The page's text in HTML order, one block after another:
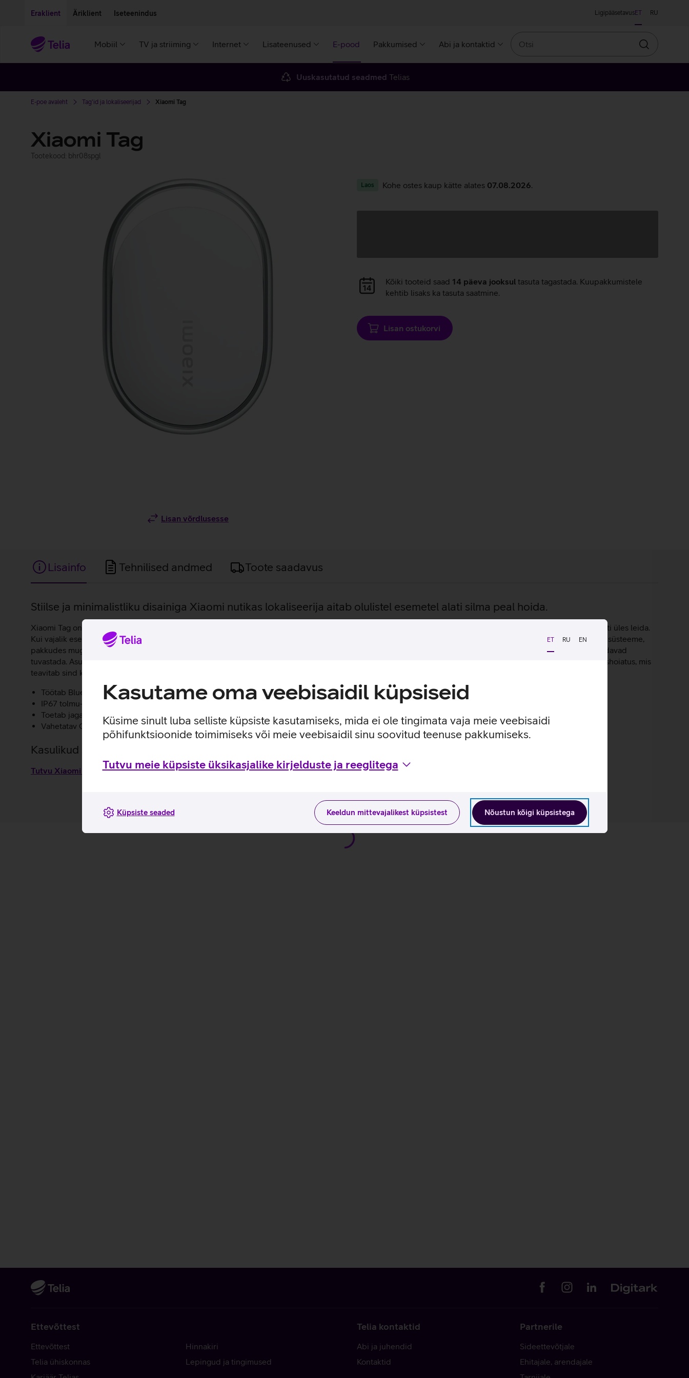
ET RU EN
Kasutame oma veebisaidil küpsiseid
Küsime sinult luba selliste küpsiste kasutamiseks, mida ei ole tingimata vaja meie veebisaidi
põhifunktsioonide toimimiseks või meie veebisaidil sinu soovitud teenuse pakkumiseks.
Tutvu meie küpsiste üksikasjalike kirjelduste ja reeglitega
Nõustun kõigi küpsistega
Keeldun mittevajalikest küpsistest
Küpsiste seaded
Eraklient Äriklient Iseteenindus LigipääsetavusET RU
Mobiil TV ja striiming Internet Lisateenused E-pood Pakkumised Abi ja kontaktid
Otsin
Uuskasutatud seadmed Telias
E-poe avaleht Tag'id ja lokaliseerijad Xiaomi Tag
Xiaomi Tag
Tootekood: bhr08spgl
Lisan võrdlusesse
Laos Kohe ostes kaup kätte alates 07.08.2026
Andmete
laadimine
Kõiki tooteid saad 14 päeva jooksul tasuta tagastada. Kuupakkumistele
kehtib lisaks ka tasuta saatmine.
Lisan ostukorvi
Lisainfo Tehnilised andmed Toote saadavus
Lisainfo
Stiilse ja minimalistliku disainiga Xiaomi nutikas lokaliseerija aitab olulistel esemetel alati silma peal hoida.
Xiaomi Tag on kompaktne ja kerge lokaliseerija, mis sobib kinnitamiseks võtmete, koti, pagasi või muude oluliste esemete külge ning aitab need vajadusel kiiresti üles leida.
Kui vajalik ese peaks kaduma, saad avada vastava rakenduse ning vaadata selle viimast teadaolevat asukohta. Seade toetab Google Find Hubi ja Apple Find My süsteeme,
pakkudes mugavat ja ühtset lahendust nii iOS’i kui Androidi kasutajatele. Xiaomi Tag edastab turvalise Bluetooth-signaali, mida läheduses olevad seadmed suudavad
tuvastada. Asukohaandmed on edastamise ajal krüpteeritud, tagades, et ainult sina näed oma eseme täpset asukohta. Turvalisust suurendab automaatne jälgimishoiatus, mis
teavitab sind kohe, kui mõni tundmatu lokaliseerija liigub sinuga pikema aja jooksul kaasa.
Töötab Bluetooth 5.4 ühendusega.
IP67 tolmu- ja veekindel disain.
Toetab jagamist pereliikmete või sõpradega, et nad saaksid vajadusel aidata kadunud esemeid otsida.
Vahetatav CR2032 patarei.
Kasulikud lingid
Tutvu Xiaomi Tag omaduste ja kasutusviisidega tootja kodulehel
Ettevõttest
Ettevõttest
Telia ühiskonnas
Hinnakiri
Lepingud ja tingimused
Telia kontaktid
Abi ja juhendid
Kontaktid
Partnerile
Sideettevõtjale
Ehitajale, arendajale